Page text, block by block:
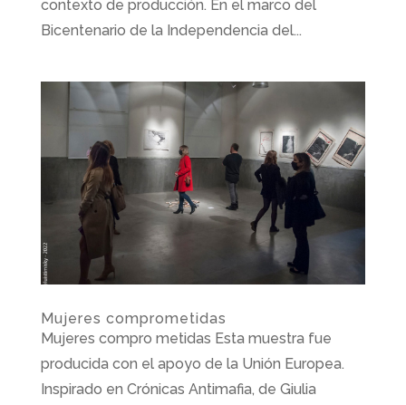
contexto de producción. En el marco del
Bicentenario de la Independencia del...
Mujeres comprometidas
Mujeres compro metidas Esta muestra fue
producida con el apoyo de la Unión Europea.
Inspirado en Crónicas Antimafia, de Giulia